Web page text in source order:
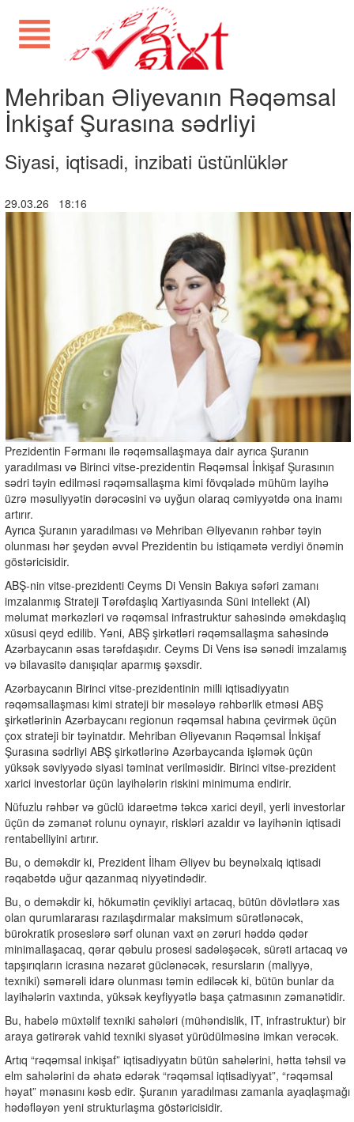
Mehriban Əliyevanın Rəqəmsal
İnkişaf Şurasına sədrliyi
Siyasi, iqtisadi, inzibati üstünlüklər
29.03.26 18:16
Prezidentin Fərmanı ilə rəqəmsallaşmaya dair ayrıca Şuranın
yaradılması və Birinci vitse-prezidentin Rəqəmsal İnkişaf Şurasının
sədri təyin edilməsi rəqəmsallaşma kimi fövqəladə mühüm layihə
üzrə məsuliyyətin dərəcəsini və uyğun olaraq cəmiyyətdə ona inamı
artırır.
Ayrıca Şuranın yaradılması və Mehriban Əliyevanın rəhbər təyin
olunması hər şeydən əvvəl Prezidentin bu istiqamətə verdiyi önəmin
göstəricisidir.
ABŞ-nin vitse-prezidenti Ceyms Di Vensin Bakıya səfəri zamanı
imzalanmış Strateji Tərəfdaşlıq Xartiyasında Süni intellekt (AI)
məlumat mərkəzləri və rəqəmsal infrastruktur sahəsində əməkdaşlıq
xüsusi qeyd edilib. Yəni, ABŞ şirkətləri rəqəmsallaşma sahəsində
Azərbaycanın əsas tərəfdaşıdır. Ceyms Di Vens isə sənədi imzalamış
və bilavasitə danışıqlar aparmış şəxsdir.
Azərbaycanın Birinci vitse-prezidentinin milli iqtisadiyyatın
rəqəmsallaşması kimi strateji bir məsələyə rəhbərlik etməsi ABŞ
şirkətlərinin Azərbaycanı regionun rəqəmsal habına çevirmək üçün
çox strateji bir təyinatdır. Mehriban Əliyevanın Rəqəmsal İnkişaf
Şurasına sədrliyi ABŞ şirkətlərinə Azərbaycanda işləmək üçün
yüksək səviyyədə siyasi təminat verilməsidir. Birinci vitse-prezident
xarici investorlar üçün layihələrin riskini minimuma endirir.
Nüfuzlu rəhbər və güclü idarəetmə təkcə xarici deyil, yerli investorlar
üçün də zəmanət rolunu oynayır, riskləri azaldır və layihənin iqtisadi
rentabelliyini artırır.
Bu, o deməkdir ki, Prezident İlham Əliyev bu beynəlxalq iqtisadi
rəqabətdə uğur qazanmaq niyyətindədir.
Bu, o deməkdir ki, hökumətin çevikliyi artacaq, bütün dövlətlərə xas
olan qurumlararası razılaşdırmalar maksimum sürətlənəcək,
bürokratik proseslərə sərf olunan vaxt ən zəruri həddə qədər
minimallaşacaq, qərar qəbulu prosesi sadələşəcək, sürəti artacaq və
tapşırıqların icrasına nəzarət güclənəcək, resursların (maliyyə,
texniki) səmərəli idarə olunması təmin ediləcək ki, bütün bunlar da
layihələrin vaxtında, yüksək keyfiyyətlə başa çatmasının zəmanətidir.
Bu, habelə müxtəlif texniki sahələri (mühəndislik, IT, infrastruktur) bir
araya gətirərək vahid texniki siyasət yürüdülməsinə imkan verəcək.
Artıq “rəqəmsal inkişaf” iqtisadiyyatın bütün sahələrini, hətta təhsil və
elm sahələrini də əhatə edərək “rəqəmsal iqtisadiyyat”, “rəqəmsal
həyat” mənasını kəsb edir. Şuranın yaradılması zamanla ayaqlaşmağı
hədəfləyən yeni strukturlaşma göstəricisidir.